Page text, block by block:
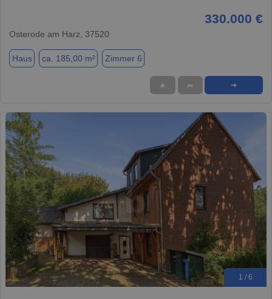
330.000 €
Osterode am Harz, 37520
Haus ca. 185,00 m² Zimmer 6
★ ➦ ➜
1 / 6